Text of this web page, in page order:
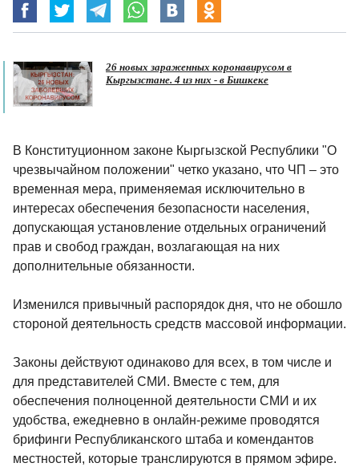
26 новых зараженных коронавирусом в
Кыргызстане. 4 из них - в Бишкеке
В Конституционном законе Кыргызской Республики "О
чрезвычайном положении" четко указано, что ЧП – это
временная мера, применяемая исключительно в
интересах обеспечения безопасности населения,
допускающая установление отдельных ограничений
прав и свобод граждан, возлагающая на них
дополнительные обязанности.
Изменился привычный распорядок дня, что не обошло
стороной деятельность средств массовой информации.
Законы действуют одинаково для всех, в том числе и
для представителей СМИ. Вместе с тем, для
обеспечения полноценной деятельности СМИ и их
удобства, ежедневно в онлайн-режиме проводятся
брифинги Республиканского штаба и комендантов
местностей, которые транслируются в прямом эфире.